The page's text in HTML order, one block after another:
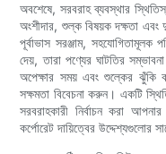
অবশেষে, সরবরাহ ব্যবস্থার
অংশীদার, শুল্ক বিষয়ক দক্ষতা এবং
পূর্বাভাস সরঞ্জাম, সহযোগিতামূলক
দেয়, তারা পণ্যের ঘাটতির
অপেক্ষার সময় এবং শুল্কের ঝুঁকি
সক্ষমতা বিবেচনা করুন। একটি
সরবরাহকারী নির্বাচন করা
কর্পোরেট দায়িত্বের উদ্দেশ্যগুলোর